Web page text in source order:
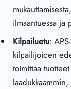
ilmaantuessa ja
Kilpailuetu:
kilpailijoiden
toimittaa